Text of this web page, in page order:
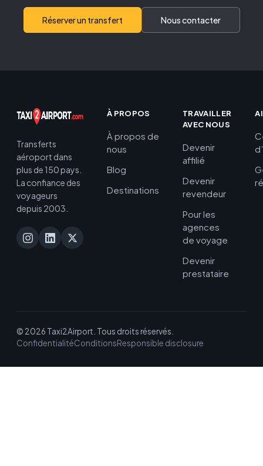
Réserver un transfert Nous contacter
Transferts
aéroport dans
plus de 150 pays.
La confiance des
voyageurs
depuis 2003.
À PROPOS
À propos de
nous
Blog
Destinations
TRAVAILLER
AVEC NOUS
Devenir
affilié
Devenir
revendeur
Pour les
agences
de voyage
Devenir
prestataire
© 2026 Taxi2Airport. Tous droits réservés.
ConfidentialitéConditionsResponsible disclosure